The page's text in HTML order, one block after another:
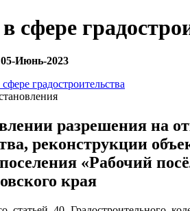
сфере
05-Июнь-2023
градостроительства
разрешения на
реконструкции
поселения «Рабочий
края